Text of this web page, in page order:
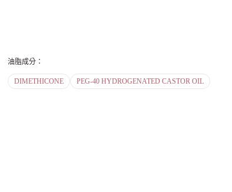
油脂成分 ：
DIMETHICONE PEG-40 HYDROGENATED CASTOR OIL